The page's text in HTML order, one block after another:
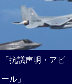
「抗議声明・アピ
ール」